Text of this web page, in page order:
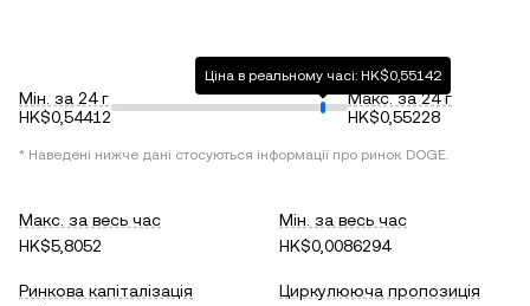
Мін. за 24 г
HK$0,54412
Ціна в реальному часі: HK$0,55142
Макс. за 24 г
HK$0,55228
* Наведені нижче дані стосуються інформації про ринок DOGE.
Макс. за весь час
HK$5,8052
Мін. за весь час
HK$0,0086294
Ринкова капіталізація
Циркулююча пропозиція